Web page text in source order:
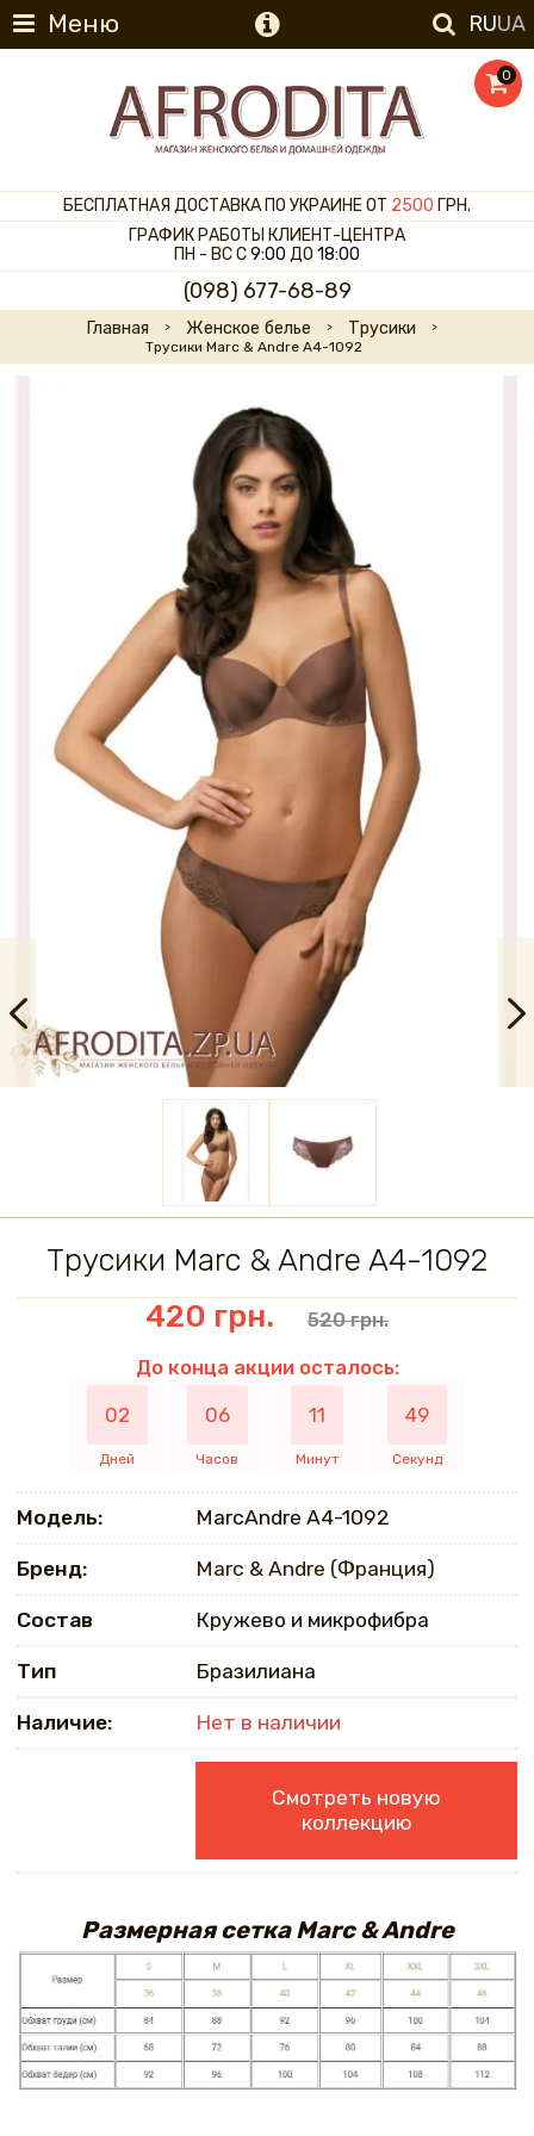
Меню RUUA
0
БЕСПЛАТНАЯ ДОСТАВКА ПО УКРАИНЕ ОТ 2500 ГРН.
ГРАФИК РАБОТЫ КЛИЕНТ-ЦЕНТРА
ПН - ВС С9:00 ДО 18:00
(098) 677-68-89
Главная Женское белье Трусики
Трусики Marc & Andre A4-1092
Трусики Marc & Andre A4-1092
420 грн.
520 грн.
До конца акции осталось:
02
Дней
06
Часов
11
Минут
48
Секунд
Модель: MarcAndrе A4-1092
Бренд: Marc & Andre (Франция)
Состав Кружево и микрофибра
Тип Бразилиана
Наличие: Нет в наличии
Смотреть новую
коллекцию
Размерная сетка Marc & Andre